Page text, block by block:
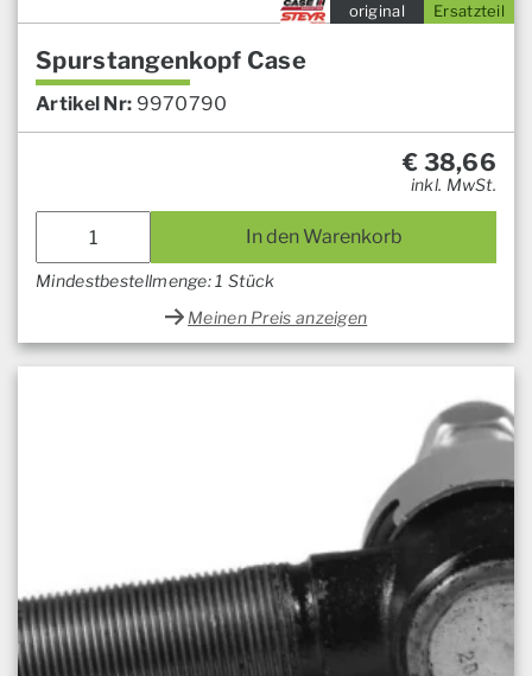
Ersatzteil
original
Spurstangenkopf Case
Artikel Nr: 9970790
€ 38,66
inkl. MwSt.
In den Warenkorb
Mindestbestellmenge: 1 Stück
Meinen Preis anzeigen